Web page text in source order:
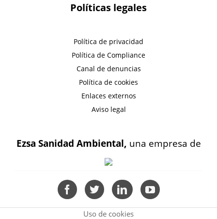
Políticas legales
Política de privacidad
Política de Compliance
Canal de denuncias
Política de cookies
Enlaces externos
Aviso legal
Ezsa Sanidad Ambiental, una empresa de
Uso de cookies